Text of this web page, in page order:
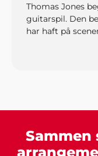
Thomas Jones
guitarspil. Den
har haft på